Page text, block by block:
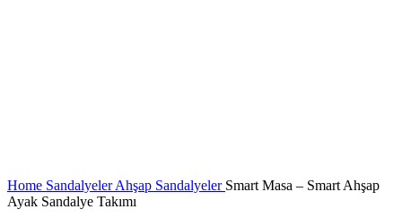
Home SandalyelerAhşap Sandalyeler Smart Masa – Smart Ahşap
Ayak Sandalye Takımı